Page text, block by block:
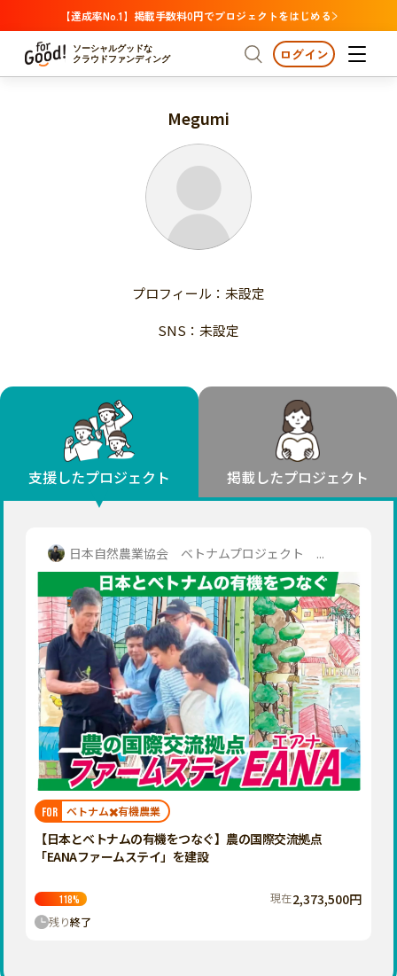
【達成率No.1】掲載手数料0円でプロジェクトをはじめる
ソーシャルグッドな
クラウドファンディング
プロジェクトからさがす 注目
支援金額が多い
支援人数が多い
終了日が近い
国際協力
子ども・教育
フード・農業
文化
環境・エシカル
人権・マイノリティ
社会貢献
地域からさがす 北海道・東北
北海道
宮城
秋田
山形
福島
関東
茨城
栃木
群馬
神奈川
プロジェクトからさがす
支援金額が多い
終了日が近い
カテゴリーからさがす
医療・福祉
子ども・教育
人権・マイノリティ
北海道 青森 岩手 宮城
秋田
福島
茨城 栃木 群馬
千葉
東京
神奈川
新潟 富山 石川 福井
山梨
長野
岐阜 静岡 愛知
近畿
三重 滋賀 京都 大阪
兵庫
奈良
和歌山
中国
鳥取 岡山 広島 山口
四国
徳島 香川 愛媛 高知
九州・沖縄
福岡 佐賀 長崎
宮崎
鹿児島 沖縄
ログイン
Megumi
プロフィール：未設定
SNS：未設定
支援したプロジェクト 掲載したプロジェクト
日本自然農業協会 ベトナムプロジェクト ...
FOR ベトナム✖️有機農業
【日本とベトナムの有機をつなぐ】農の国際交流拠点
「EANAファームステイ」を建設
118% 現在2,373,500円
残り終了